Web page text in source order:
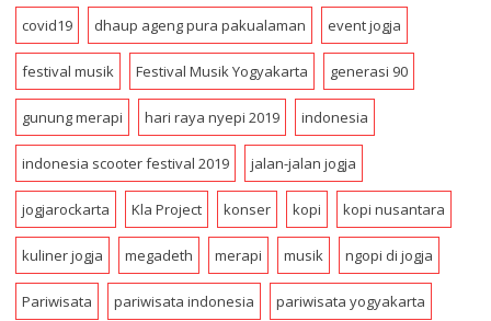
d
d
r
e
s
covid19 dhaup ageng pura pakualaman event jogja
festival musik Festival Musik Yogyakarta generasi 90
gunung merapi hari raya nyepi 2019 indonesia
indonesia scooter festival 2019 jalan-jalan jogja
jogjarockarta Kla Project konser kopi kopi nusantara
kuliner jogja megadeth merapi musik ngopi di jogja
Pariwisata pariwisata indonesia pariwisata yogyakarta